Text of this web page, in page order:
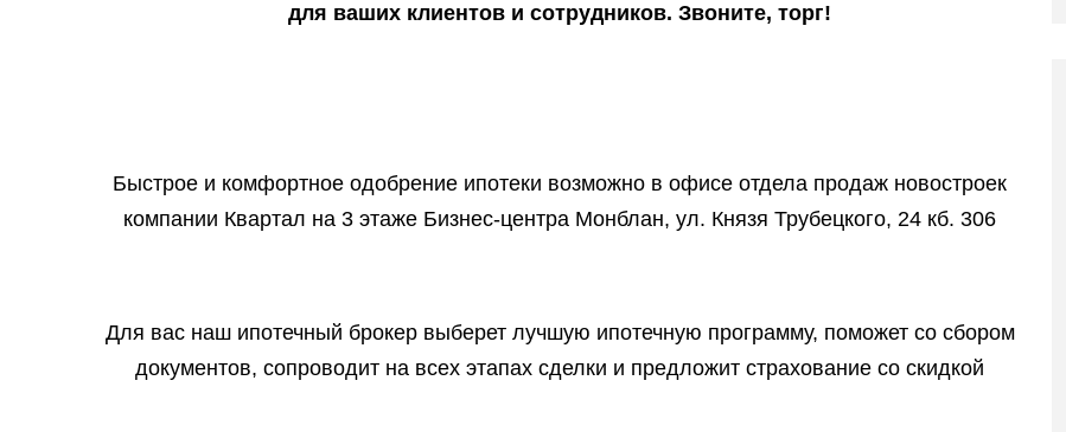
для ваших клиентов и сотрудников. Звоните, торг!
Быстрое и комфортное одобрение ипотеки возможно в офисе отдела продаж новостроек
компании Квартал на 3 этаже Бизнес-центра Монблан, ул. Князя Трубецкого, 24 кб. 306
Для вас наш ипотечный брокер выберет лучшую ипотечную программу, поможет со сбором
документов, сопроводит на всех этапах сделки и предложит страхование со скидкой